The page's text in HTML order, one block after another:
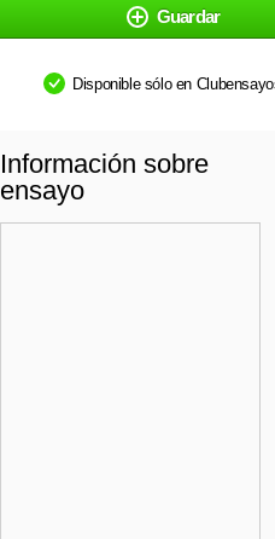
Guardar
Disponible sólo en
Información sobre
ensayo